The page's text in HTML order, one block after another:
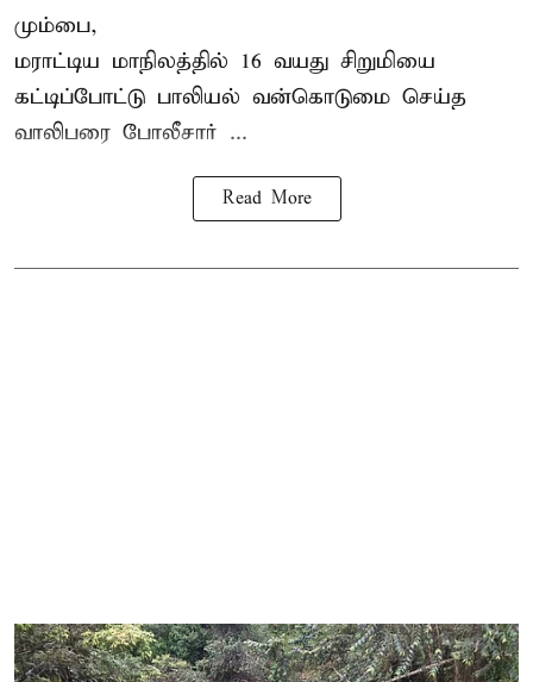
மும்பை,
மராட்டிய மாநிலத்தில் 16 வயது சிறுமியை
கட்டிப்போட்டு பாலியல் வன்கொடுமை செய்த
வாலிபரை போலீசார் ...
Read More